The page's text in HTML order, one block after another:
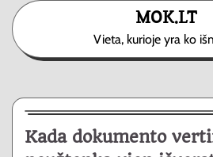
Skip
content
MOK.LT
Vieta, kurioje yra ko
3 min 0
Paslaugos
Kada dokumento